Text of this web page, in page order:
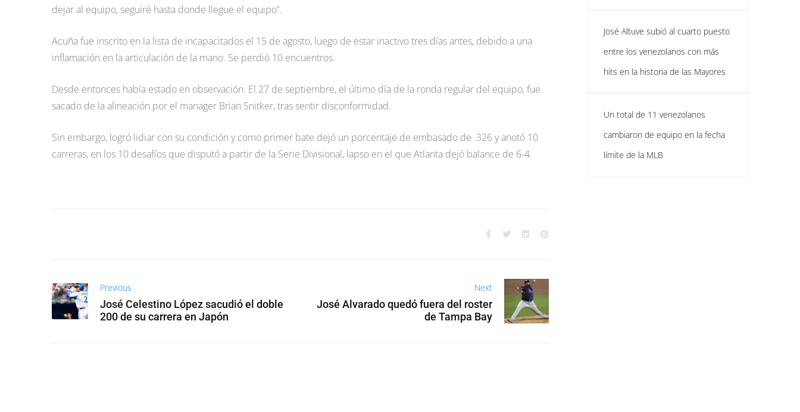
dejar al equipo, seguiré hasta donde llegue el equipo”.
Acuña fue inscrito en la lista de incapacitados el 15 de agosto, luego de estar inactivo tres días antes, debido a una
inflamación en la articulación de la mano. Se perdió 10 encuentros.
Desde entonces había estado en observación. El 27 de septiembre, el último día de la ronda regular del equipo, fue
sacado de la alineación por el manager Brian Snitker, tras sentir disconformidad.
Sin embargo, logró lidiar con su condición y como primer bate dejó un porcentaje de embasado de .326 y anotó 10
carreras, en los 10 desafíos que disputó a partir de la Serie Divisional, lapso en el que Atlanta dejó balance de 6-4.
Previous
José Celestino López sacudió el doble
200 de su carrera en Japón
Next
José Alvarado quedó fuera del roster
de Tampa Bay
José Altuve subió al cuarto puesto
entre los venezolanos con más
hits en la historia de las Mayores
Un total de 11 venezolanos
cambiaron de equipo en la fecha
límite de la MLB